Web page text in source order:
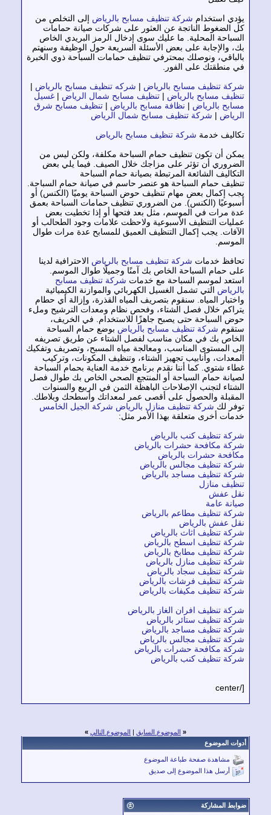
استخدام شركة تنظيف مسابح بالرياضإلى التخلص من
الضغوط الناتجة عن العثور على شركات صيانة حمامات
المحلية. ما عليك سوى إدخال الرمز البريدي الخاص
والإجابة على بعض الأسئلة السريعة حول الوظيفة وسنهتم
ونوصلك بمحترفي تنظيف حمامات السباحة ذوي الخبرة
منطقتك على الفور.
تنظيف مسابح بالرياض|شركه تنظيف مسابح بالرياض|
مسابح بالرياض|تنظيف مسابح شمال الرياض| غسيل
بالرياض|نظافة مسابح بالرياض|تنظيف مسابح شرق
شركة تنظيف مسابح شمال الرياض
خدمةشركة تنظيف مسابح بالرياض
أن تكون تنظيف حمام السباحة مكلفة، ولكن ليس من
أن تؤثر على مزاجك خلال الصيف. فيما يلي بعض
الشائعة المرتبطة بصيانة حمام السباحة
حمام السباحة هو عنصر حاسم في صيانة حمام السباحة.
إكمال بعض مهام تنظيف حوض السباحة يوميًا (الكنس) أو
(الكنس). من الضروري تنظيف حمامات السباحة بعمق
مرات في الموسم، مثل بعد فتحها أو إذا تخطيت بعض
التنظيف الأسبوعية ولاحظت علامات وجود الطحالب أو
يجب إكمال التنظيف العميق للمسابح عدة مرات طوال
خدماتشركة تنظيف مسابح بالرياضالاحترافية لدينا
حمام السباحة الخاص بك آمنًا وجميلًا طوال الموسم.
لموسم السباحة مع خدماتشركة تنظيف مسابح
التي تشمل الغسيل الكهربائي والموازنة الكيميائية
المياه. سنقوم بتصريف المياه القذرة، وإزالة أي حطام
خلال فصل الشتاء، وفحص نظام ومعدات الترشيح وملء
السباحة حتى يصبح جاهزًا للاستخدام. في الخريف،
شركة تنظيف مسابح بالرياضبوضع حمام السباحة
بك في مكان مناسب لفصل الشتاء عن طريق تصريفه
المستوى المناسب، ومعالجة مياه المسبح، وتصريف وتفكيك
وأنابيب تجهيز الشتاء، وتنظيف المكونات، وتركيب
شتوي. كما أننا نقدم برنامج خدمة العناية بحمام السباحة
حمام السباحة أو المنتجع الصحي الخاص بك طوال فصل
لتجنب الإصلاحات الباهظة الثمن في الربيع والسنوات
والحصول على أقصى عمر لمعداتك وأسطحك وبلاطك.
شركة تنظيف منازل بالرياض شركة الجيل الخامس
أخرى متعلقة بهذا الأمر مثل:
تنظيف كنب بالرياض
مكافحة حشرات بالرياض
حشرات بالرياض
تنظيف مجالس بالرياض
تنظيف مساجد بالرياض
منازل
عفش
عامة
تنظيف مطاعم بالرياض
عفش بالرياض
تنظيف اثاث بالرياض
تنظيف اسطح بالرياض
تنظيف مطابخ بالرياض
تنظيف منازل بالرياض
تنظيف سجاد بالرياض
تنظيف فرشات بالرياض
تنظيف مكيفات بالرياض
تنظيف افران الغاز بالرياض
تنظيف ستائر بالرياض
تنظيف مساجد بالرياض
تنظيف مجالس بالرياض
مكافحة حشرات بالرياض
تنظيف كنب بالرياض
الموضوع السابق|الموضوع التالي »
الموضوع
مشاهدة صفحة طباعة الموضوع
أرسل هذا الموضوع إلى صديق
المشاركة